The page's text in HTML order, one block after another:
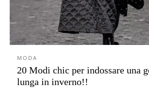
MODA
20 Modi chic per indossare una
lunga in inverno!!